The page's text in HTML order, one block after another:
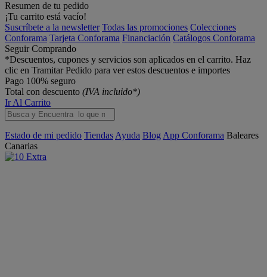
Resumen de tu pedido
¡Tu carrito está vacío!
Suscríbete a la newsletter Todas las promociones Colecciones
Conforama Tarjeta Conforama Financiación Catálogos Conforama
Seguir Comprando
*Descuentos, cupones y servicios son aplicados en el carrito. Haz
clic en Tramitar Pedido para ver estos descuentos e importes
Pago 100% seguro
Total con descuento (IVA incluido*)
Ir Al Carrito
Estado de mi pedido Tiendas Ayuda Blog App Conforama Baleares
Canarias